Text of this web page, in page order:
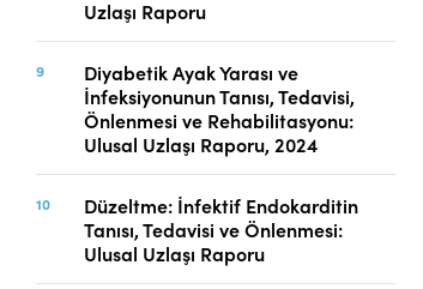
Uzlaşı Raporu
Diyabetik Ayak Yarası ve
İnfeksiyonunun Tanısı, Tedavisi,
Önlenmesi ve Rehabilitasyonu:
Ulusal Uzlaşı Raporu, 2024
Düzeltme: İnfektif Endokarditin
Tanısı, Tedavisi ve Önlenmesi:
Ulusal Uzlaşı Raporu